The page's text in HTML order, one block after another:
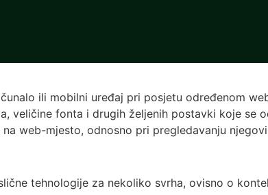
ili mobilni uređaj pri posjetu određenom
veličine fonta i drugih željenih postavki koje se
web-mjesto, odnosno pri pregledavanju
tehnologije za nekoliko svrha, ovisno o